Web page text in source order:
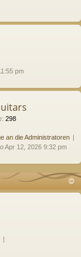
pm
: 298
an die Administratoren
Apr 12, 2026 9:32 pm